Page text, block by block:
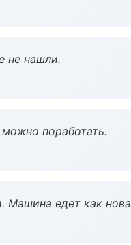
не нашли.
поработать.
Машина едет как